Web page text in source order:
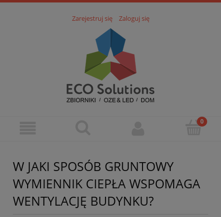
Zarejestruj się Zaloguj się
W JAKI SPOSÓB GRUNTOWY
WYMIENNIK CIEPŁA WSPOMAGA
WENTYLACJĘ BUDYNKU?